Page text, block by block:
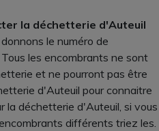
la déchetterie d'Auteuil
le numéro de
les encombrants ne sont
et ne pourront pas être
d'Auteuil pour connaitre
la déchetterie d'Auteuil, si vous
différents triez les.